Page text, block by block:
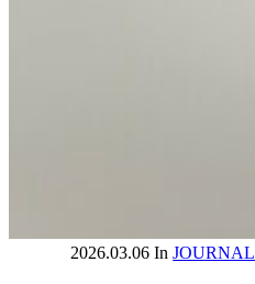
2026.03.06 In JOURNAL